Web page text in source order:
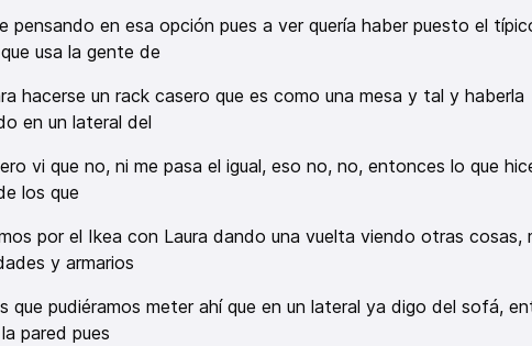
pensando en esa opción pues a ver quería haber puesto el
usa la gente de
hacerse un rack casero que es como una mesa y tal y haberla
en un lateral del
vi que no, ni me pasa el igual, eso no, no, entonces lo que
los que
por el Ikea con Laura dando una vuelta viendo otras cosas,
y armarios
que pudiéramos meter ahí que en un lateral ya digo del sofá,
pared pues